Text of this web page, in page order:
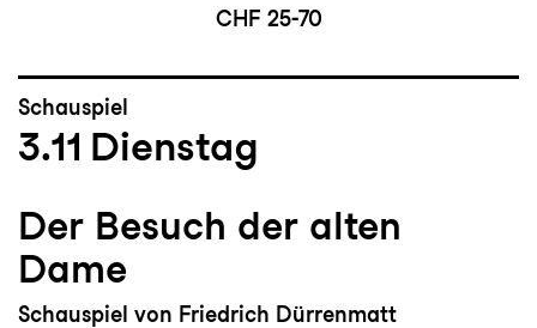
CHF 25-70
Schauspiel
3.11 Dienstag
Der Besuch der alten
Dame
Schauspiel von Friedrich Dürrenmatt